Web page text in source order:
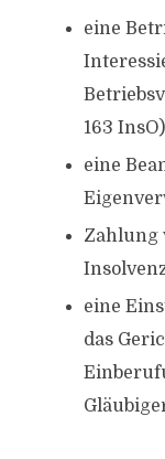
eine
163
eine
Zahlung
eine
das